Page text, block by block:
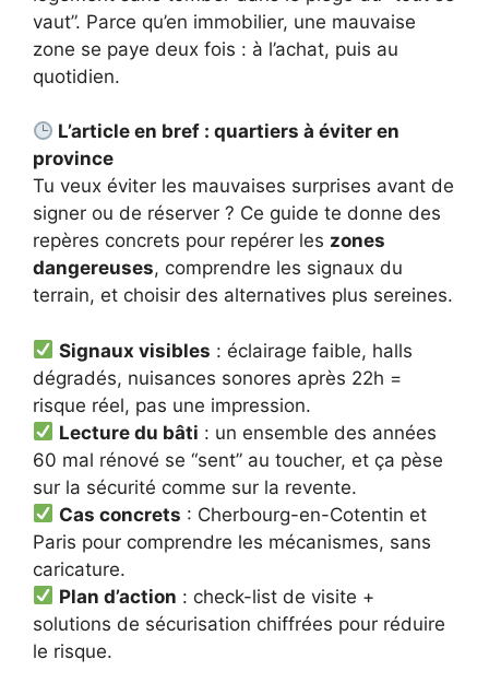
vaut”. Parce qu’en immobilier, une mauvaise
zone se paye deux fois : à l’achat, puis au
quotidien.
L’article en bref : quartiers à éviter en
province
Tu veux éviter les mauvaises surprises avant de
signer ou de réserver ? Ce guide te donne des
repères concrets pour repérer les zones
dangereuses, comprendre les signaux du
terrain, et choisir des alternatives plus sereines.
Signaux visibles : éclairage faible, halls
dégradés, nuisances sonores après 22h =
risque réel, pas une impression.
Lecture du bâti : un ensemble des années
60 mal rénové se “sent” au toucher, et ça pèse
sur la sécurité comme sur la revente.
Cas concrets : Cherbourg-en-Cotentin et
Paris pour comprendre les mécanismes, sans
caricature.
Plan d’action : check-list de visite +
solutions de sécurisation chiffrées pour réduire
le risque.